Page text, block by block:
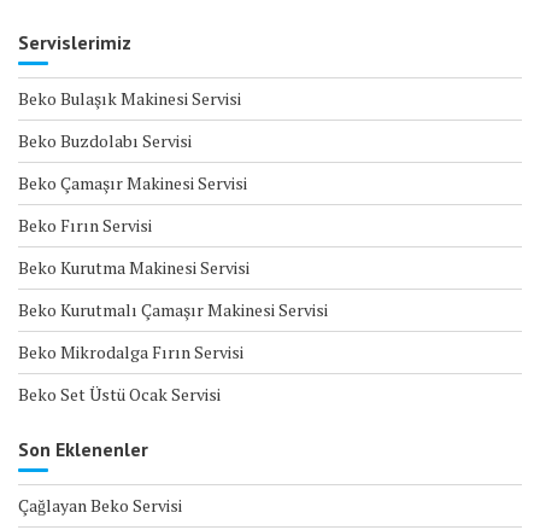
Servislerimiz
Beko Bulaşık Makinesi Servisi
Beko Buzdolabı Servisi
Beko Çamaşır Makinesi Servisi
Beko Fırın Servisi
Beko Kurutma Makinesi Servisi
Beko Kurutmalı Çamaşır Makinesi Servisi
Beko Mikrodalga Fırın Servisi
Beko Set Üstü Ocak Servisi
Son Eklenenler
Çağlayan Beko Servisi